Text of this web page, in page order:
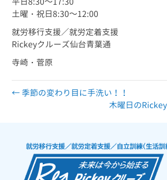
土曜・祝日8:30～12:00
就労移行支援／就労定着支援
Rickeyクルーズ仙台青葉通
寺崎・菅原
← 季節の変わり目に手洗い！！
木曜日の